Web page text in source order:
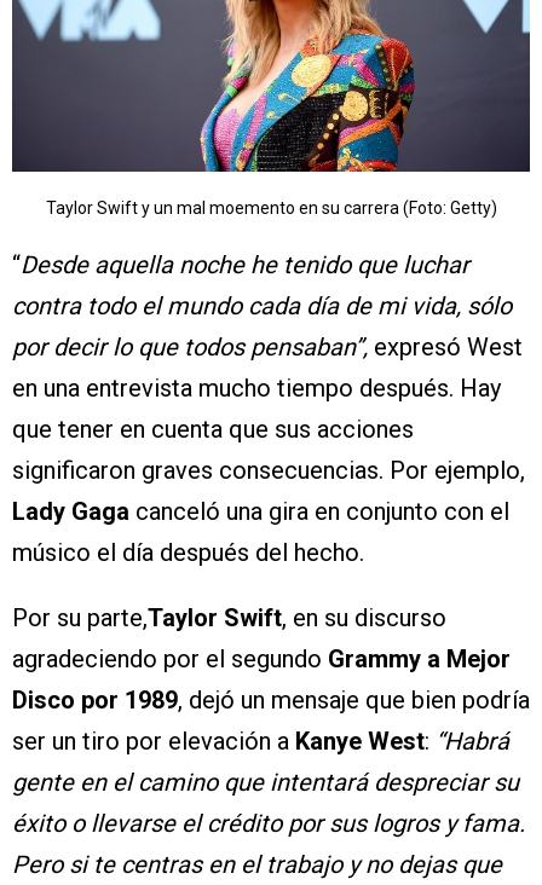
Taylor Swift y un mal moemento en su carrera (Foto: Getty)
“Desde aquella noche he tenido que luchar
contra todo el mundo cada día de mi vida, sólo
por decir lo que todos pensaban”, expresó West
en una entrevista mucho tiempo después. Hay
que tener en cuenta que sus acciones
significaron graves consecuencias. Por ejemplo,
Lady Gaga canceló una gira en conjunto con el
músico el día después del hecho.
Por su parte,Taylor Swift, en su discurso
agradeciendo por el segundo Grammy a Mejor
Disco por 1989, dejó un mensaje que bien podría
ser un tiro por elevación a Kanye West: “Habrá
gente en el camino que intentará despreciar su
éxito o llevarse el crédito por sus logros y fama.
Pero si te centras en el trabajo y no dejas que